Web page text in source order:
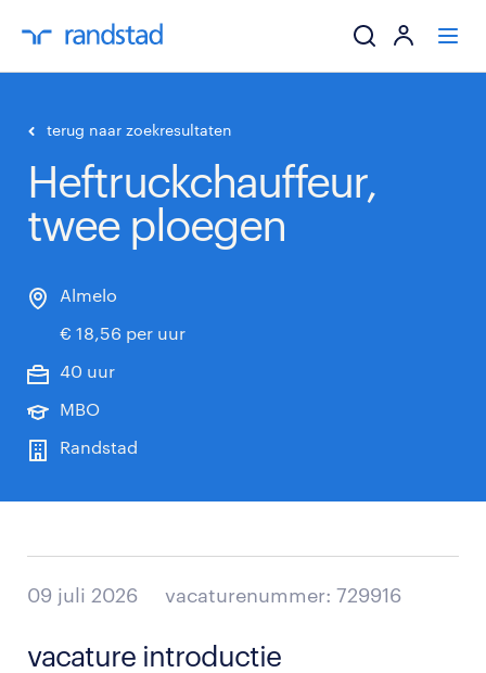
werkgevers
terug naar zoekresultaten
Heftruckchauffeur,
twee ploegen
Almelo
€ 18,56 per uur
40 uur
MBO
Randstad
09 juli 2026 vacaturenummer: 729916
vacature introductie